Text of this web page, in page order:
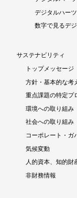
デジタルハー
数字で見るデ
サステナビリティ
トップメッセージ
方針・基本的な考
重点課題の特定プ
環境への取り組み
社会への取り組み
コーポレート・ガ
気候変動
人的資本、知的財
非財務情報